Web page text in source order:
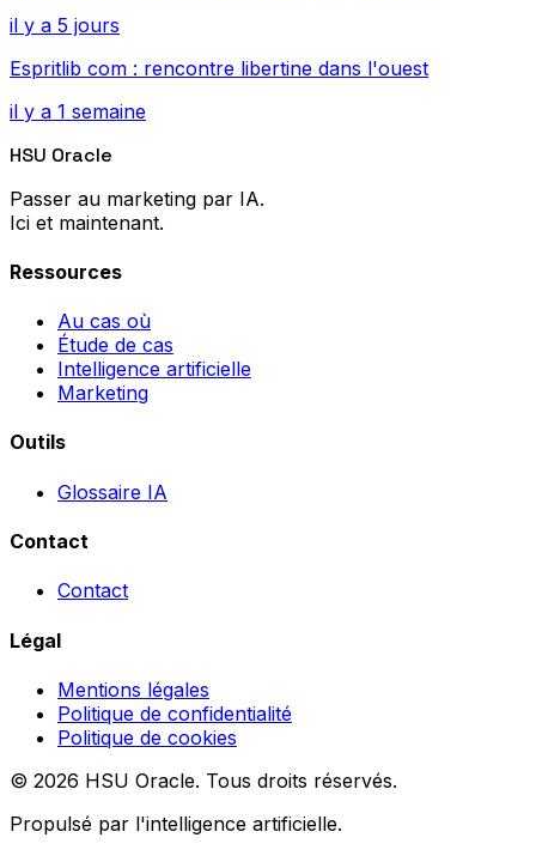
il y a 5 jours
Espritlib com : rencontre libertine dans l'ouest
il y a 1 semaine
HSU Oracle
Passer au marketing par IA.
Ici et maintenant.
Ressources
Au cas où
Étude de cas
Intelligence artificielle
Marketing
Outils
Glossaire IA
Contact
Contact
Légal
Mentions légales
Politique de confidentialité
Politique de cookies
© 2026 HSU Oracle. Tous droits réservés.
Propulsé par l'intelligence artificielle.